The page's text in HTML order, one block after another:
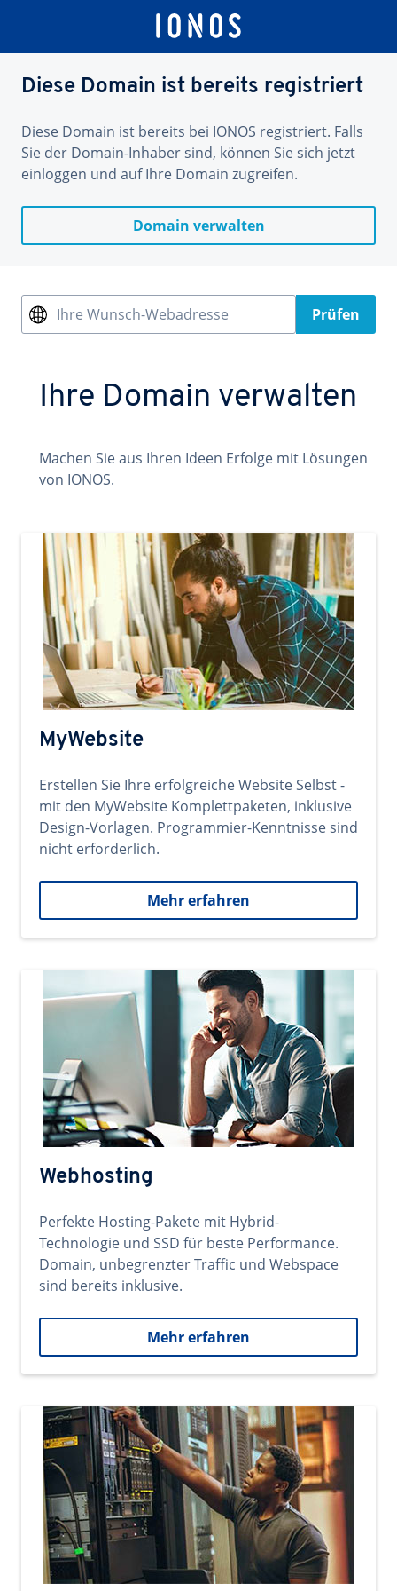
Diese Domain ist bereits registriert
Diese Domain ist bereits bei IONOS registriert. Falls
Sie der Domain-Inhaber sind, können Sie sich jetzt
einloggen und auf Ihre Domain zugreifen.
Domain verwalten
Ihre Wunsch-Webadresse Prüfen
Ihre Domain verwalten
Machen Sie aus Ihren Ideen Erfolge mit Lösungen
von IONOS.
MyWebsite
Erstellen Sie Ihre erfolgreiche Website Selbst -
mit den MyWebsite Komplettpaketen, inklusive
Design-Vorlagen. Programmier-Kenntnisse sind
nicht erforderlich.
Mehr erfahren
Webhosting
Perfekte Hosting-Pakete mit Hybrid-
Technologie und SSD für beste Performance.
Domain, unbegrenzter Traffic und Webspace
sind bereits inklusive.
Mehr erfahren